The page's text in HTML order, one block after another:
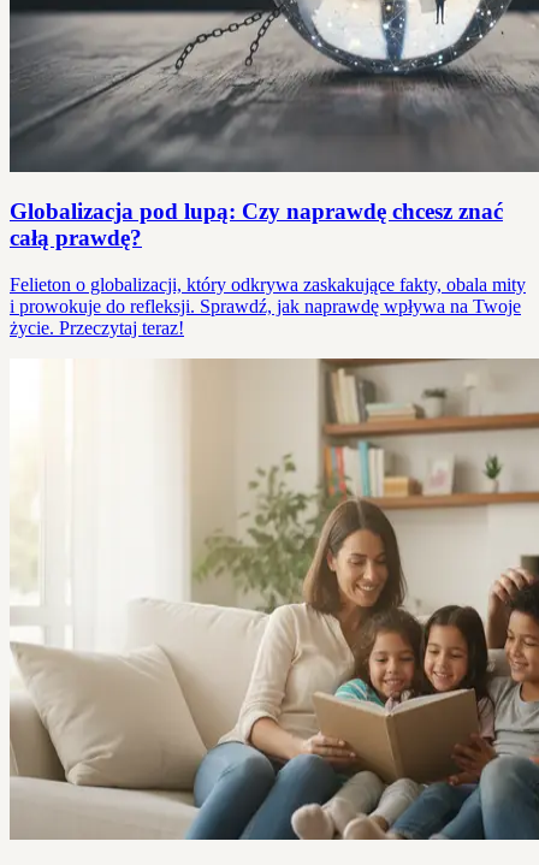
Globalizacja pod lupą: Czy naprawdę chcesz znać
całą prawdę?
Felieton o globalizacji, który odkrywa zaskakujące fakty, obala mity
i prowokuje do refleksji. Sprawdź, jak naprawdę wpływa na Twoje
życie. Przeczytaj teraz!